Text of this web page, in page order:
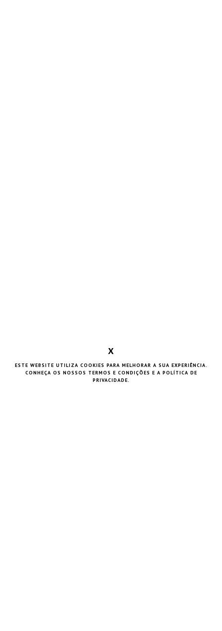
ESTE WEBSITE UTILIZA COOKIES PARA MELHORAR A SUA EXPERIÊNCIA.
CONHEÇA OS NOSSOS TERMOS E CONDIÇÕES E A POLÍTICA DE
PRIVACIDADE.
X